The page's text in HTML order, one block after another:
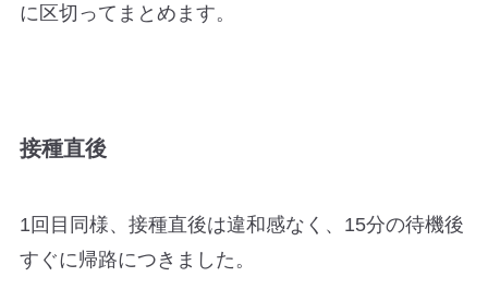
に区切ってまとめます。
接種直後
1回目同様、接種直後は違和感なく、15分の待機後
すぐに帰路につきました。